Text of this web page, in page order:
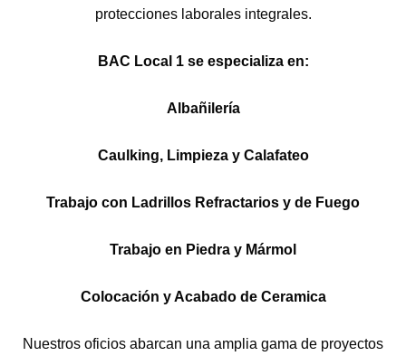
protecciones laborales integrales.
BAC Local 1 se especializa en:
Albañilería
Caulking, Limpieza y Calafateo
Trabajo con Ladrillos Refractarios y de Fuego
Trabajo en Piedra y Mármol
Colocación y Acabado de Ceramica
Nuestros oficios abarcan una amplia gama de proyectos